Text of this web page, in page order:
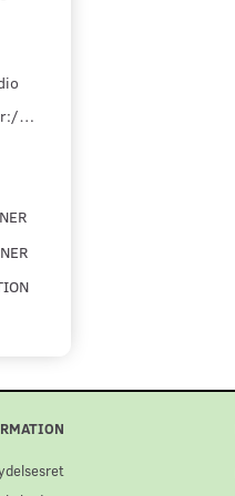
Universalpumper:/pumpesæt